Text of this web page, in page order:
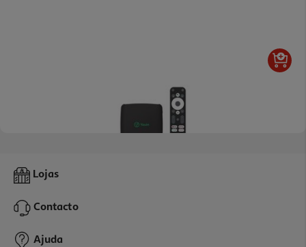
Box Android Youin En10140k (4k Uhd 2gb 8gb)
69,99 €
Lojas
Contacto
Ajuda